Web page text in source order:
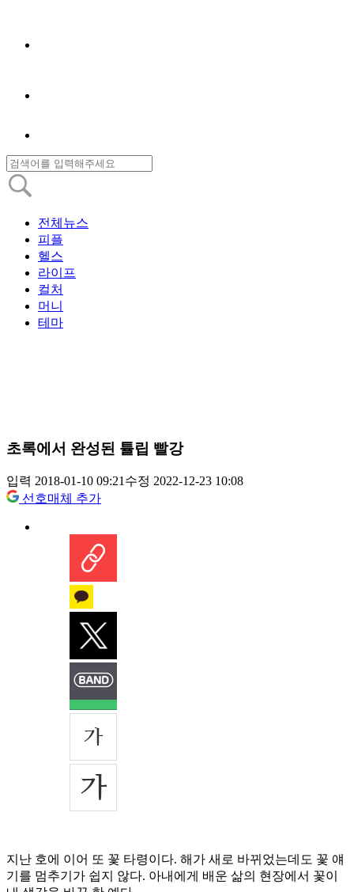
전체뉴스
피플
헬스
라이프
컬처
머니
테마
초록에서 완성된 튤립 빨강
입력 2018-01-10 09:21수정 2022-12-23 10:08
선호매체 추가
지난 호에 이어 또 꽃 타령이다. 해가 새로 바뀌었는데도 꽃 얘
기를 멈추기가 쉽지 않다. 아내에게 배운 삶의 현장에서 꽃이